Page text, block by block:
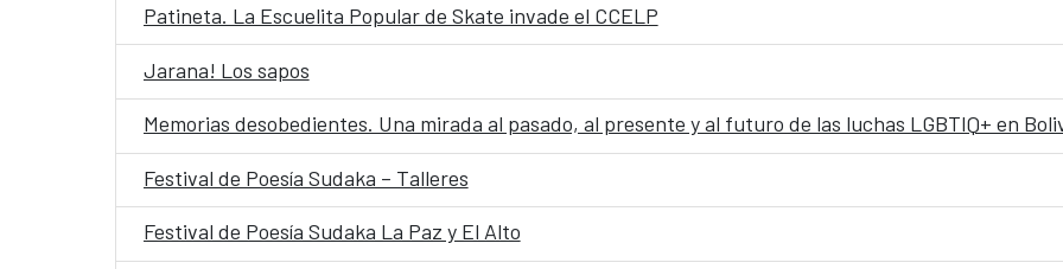
Patineta. La Escuelita Popular de Skate invade el CCELP
Jarana! Los sapos
Memorias desobedientes. Una mirada al pasado, al presente y al futuro de las luchas LGBTIQ+ en
Festival de Poesía Sudaka – Talleres
Festival de Poesía Sudaka La Paz y El Alto